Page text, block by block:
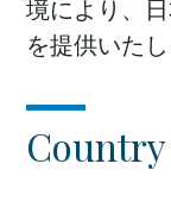
境により、
を提供いたし